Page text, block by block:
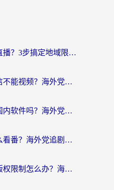
咪咕在海外怎么看直播？3步搞定地域限制，还能畅看腾讯视频与国内热剧
迪拜网络为什么微信不能视频？海外党必看的回国加速全攻略
在国外能正常使用国内软件吗？海外党亲测有效的无缝访问指南
哔哩哔哩在国外怎么看番？海外党追剧看片的终极解决方案
在国外想看爱奇艺版权限制怎么办？海外华人必看的追剧自由指南